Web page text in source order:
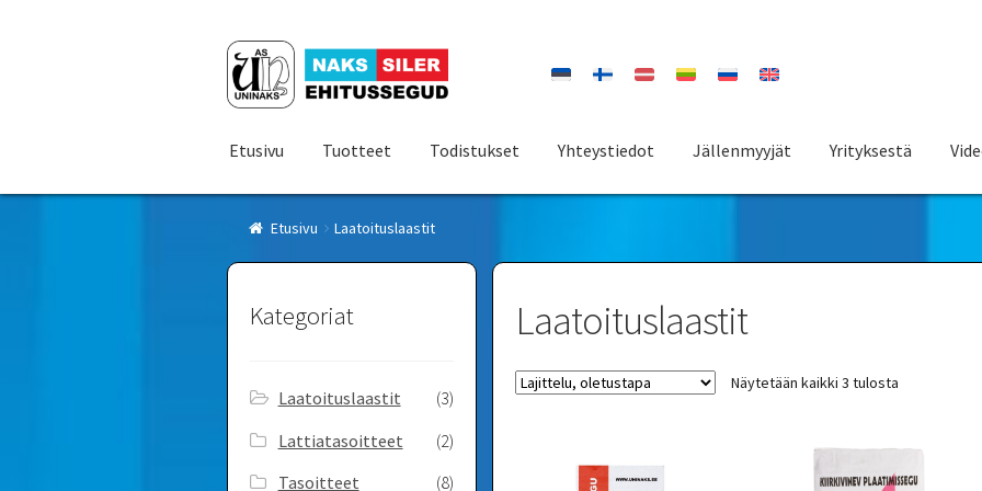
Siirry
navigointiin
Siirry
sisältöön
Etusivu Tuotteet Todistukset Yhteystiedot Jällenmyyjät Yrityksestä
Etusivu Laatoituslaastit
Laatoituslaastit
Näytetään kaikki 3 tulosta
Kategoriat
Laatoituslaastit
(3)
Lattiatasoitteet
(2)
Tasoitteet
(8)